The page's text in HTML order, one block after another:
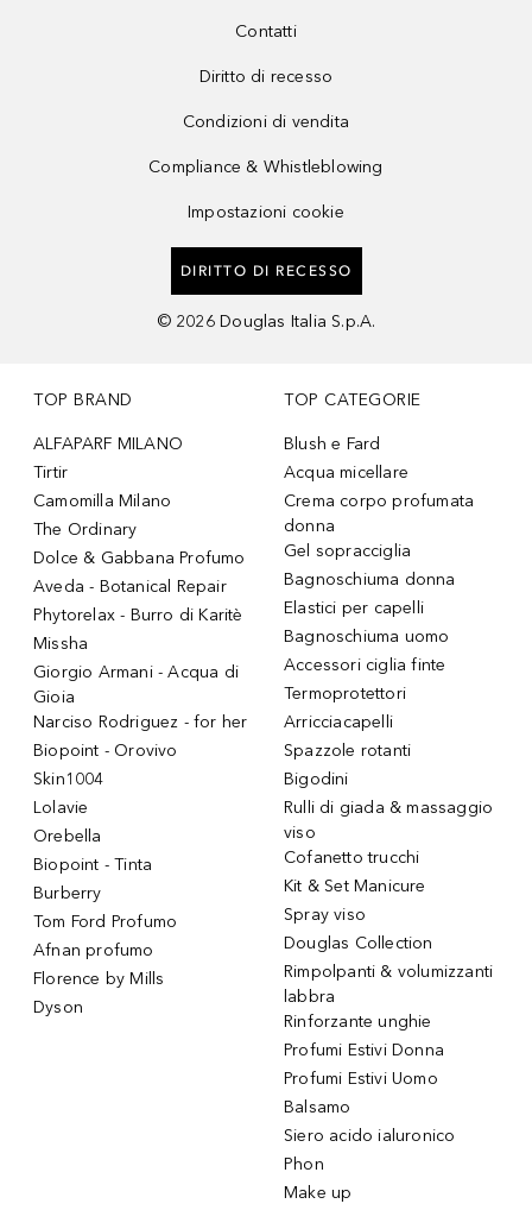
Contatti
Diritto di recesso
Condizioni di vendita
Compliance & Whistleblowing
Impostazioni cookie
DIRITTO DI RECESSO
© 2026 Douglas Italia S.p.A.
TOP BRAND
ALFAPARF MILANO
Tirtir
Camomilla Milano
The Ordinary
Dolce & Gabbana Profumo
Aveda - Botanical Repair
Phytorelax - Burro di Karitè
Missha
Giorgio Armani - Acqua di
Gioia
Narciso Rodriguez - for her
Biopoint - Orovivo
Skin1004
Lolavie
Orebella
Biopoint - Tinta
Burberry
Tom Ford Profumo
Afnan profumo
Florence by Mills
Dyson
TOP CATEGORIE
Blush e Fard
Acqua micellare
Crema corpo profumata
donna
Gel sopracciglia
Bagnoschiuma donna
Elastici per capelli
Bagnoschiuma uomo
Accessori ciglia finte
Termoprotettori
Arricciacapelli
Spazzole rotanti
Bigodini
Rulli di giada & massaggio
viso
Cofanetto trucchi
Kit & Set Manicure
Spray viso
Douglas Collection
Rimpolpanti & volumizzanti
labbra
Rinforzante unghie
Profumi Estivi Donna
Profumi Estivi Uomo
Balsamo
Siero acido ialuronico
Phon
Make up